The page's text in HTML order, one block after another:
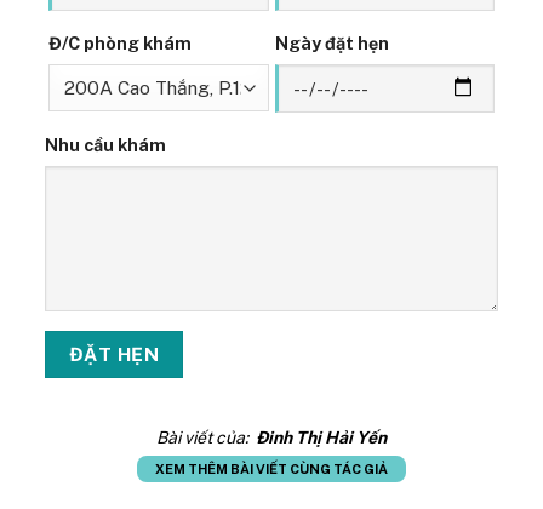
Đ/C phòng khám Ngày đặt hẹn
Nhu cầu khám
Bài viết của: Đinh Thị Hải Yến
XEM THÊM BÀI VIẾT CÙNG TÁC GIẢ